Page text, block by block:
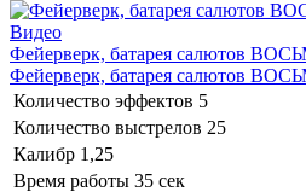
Видео
Фейерверк, батарея салютов
Фейерверк, батарея салютов
Количество эффектов 5
Количество выстрелов 25
Калибр 1,25
Время работы 35 сек